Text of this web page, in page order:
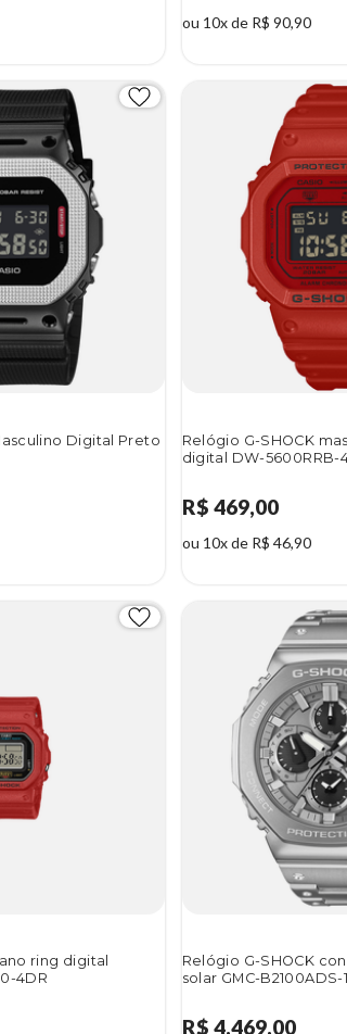
ou 10x de R$ 90,90
Digital Preto
Relógio G-SHOCK
digital DW-5600RRB-
R$ 469,00
ou 10x de R$ 46,90
ring digital
4DR
Relógio G-SHOCK
solar GMC-B2100ADS-
R$ 4.469,00